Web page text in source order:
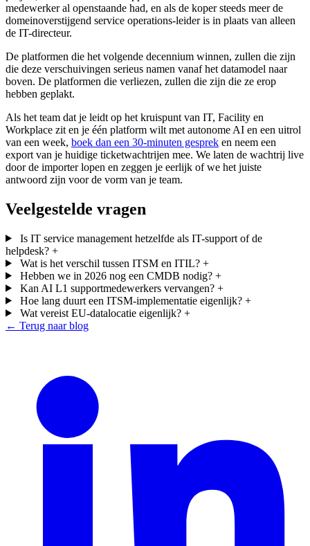
medewerker al openstaande had, en als de koper steeds meer de
domeinoverstijgend service operations-leider is in plaats van alleen
de IT-directeur.
De platformen die het volgende decennium winnen, zullen die zijn
die deze verschuivingen serieus namen vanaf het datamodel naar
boven. De platformen die verliezen, zullen die zijn die ze erop
hebben geplakt.
Als het team dat je leidt op het kruispunt van IT, Facility en
Workplace zit en je één platform wilt met autonome AI en een uitrol
van een week, boek dan een 30-minuten gesprek en neem een
export van je huidige ticketwachtrijen mee. We laten de wachtrij live
door de importer lopen en zeggen je eerlijk of we het juiste
antwoord zijn voor de vorm van je team.
Veelgestelde vragen
Is IT service management hetzelfde als IT-support of de
helpdesk? +
Wat is het verschil tussen ITSM en ITIL? +
Hebben we in 2026 nog een CMDB nodig? +
Kan AI L1 supportmedewerkers vervangen? +
Hoe lang duurt een ITSM-implementatie eigenlijk? +
Wat vereist EU-datalocatie eigenlijk? +
← Terug naar blog